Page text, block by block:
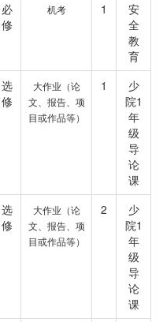
必
修
机考 1
安
全
教
育
选
修
大作业（论
文、报告、项
目或作品等）
1
少
院1
年
级
导
论
课
选
修
大作业（论
文、报告、项
目或作品等）
2
少
院1
年
级
导
论
课